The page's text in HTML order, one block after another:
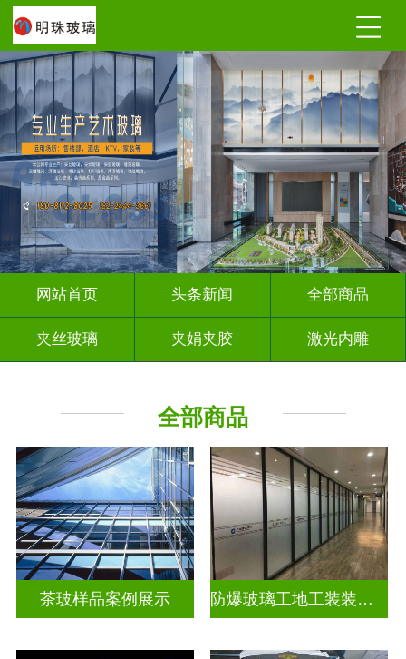
网站首页 头条新闻 全部商品
夹丝玻璃 夹娟夹胶 激光内雕
工程玻璃
全部商品
茶玻样品案例展示 防爆玻璃工地工装装饰玻璃